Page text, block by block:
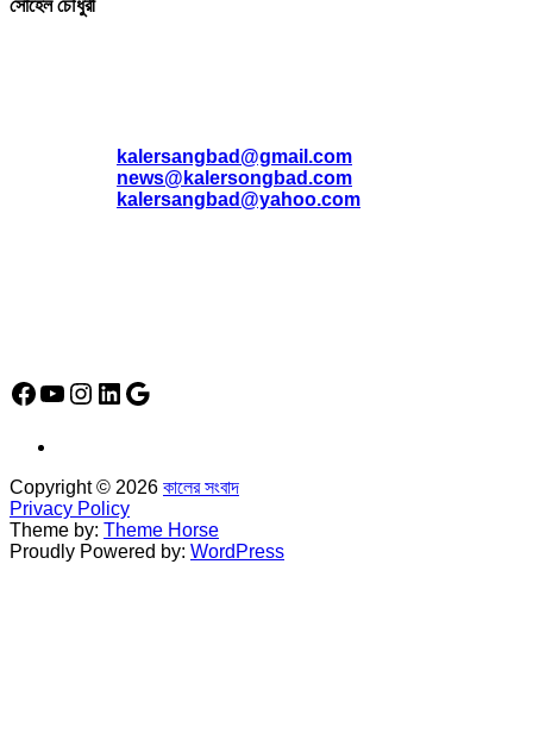
সোহেল চৌধুরী
kalersangbad@gmail.com
news@kalersongbad.com
kalersangbad@yahoo.com
Facebook
YouTube
Instagram
LinkedIn
Google
Copyright © 2026 কালের সংবাদ
Privacy Policy
Theme by: Theme Horse
Proudly Powered by: WordPress